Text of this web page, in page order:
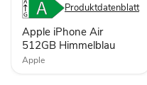
Produktdatenblatt
Apple iPhone Air
512GB Himmelblau
Apple